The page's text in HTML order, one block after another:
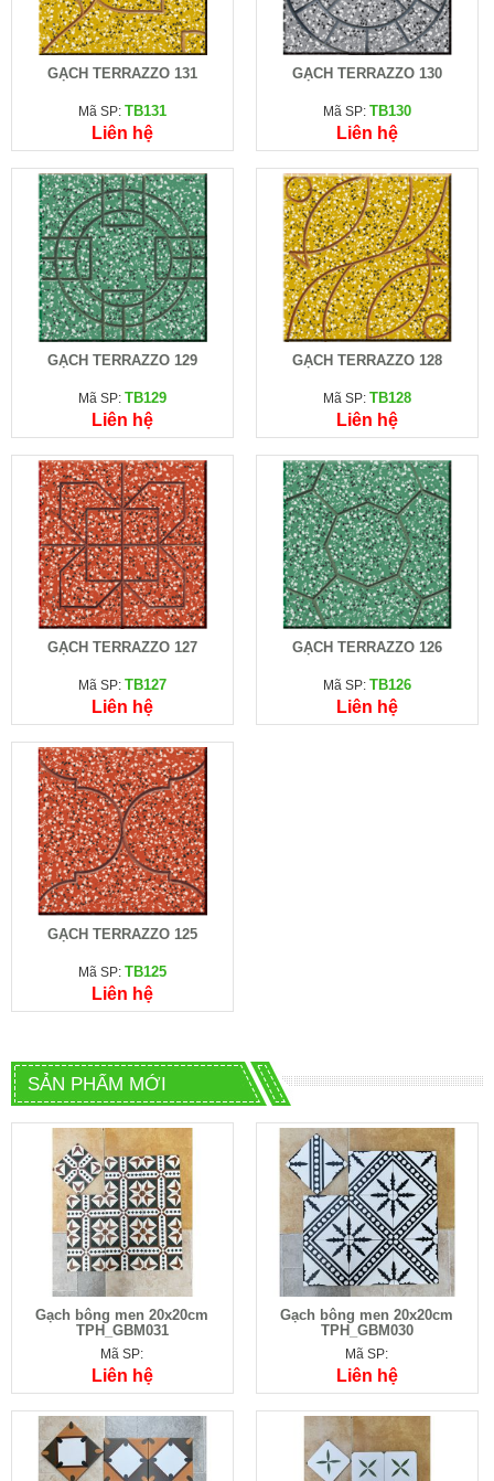
GẠCH TERRAZZO 131
Mã SP: TB131
Liên hệ
GẠCH TERRAZZO 130
Mã SP: TB130
Liên hệ
GẠCH TERRAZZO 129
Mã SP: TB129
Liên hệ
GẠCH TERRAZZO 128
Mã SP: TB128
Liên hệ
GẠCH TERRAZZO 127
Mã SP: TB127
Liên hệ
GẠCH TERRAZZO 126
Mã SP: TB126
Liên hệ
GẠCH TERRAZZO 125
Mã SP: TB125
Liên hệ
SẢN PHẨM MỚI
Gạch bông men 20x20cm
TPH_GBM031
Mã SP:
Liên hệ
Gạch bông men 20x20cm
TPH_GBM030
Mã SP:
Liên hệ